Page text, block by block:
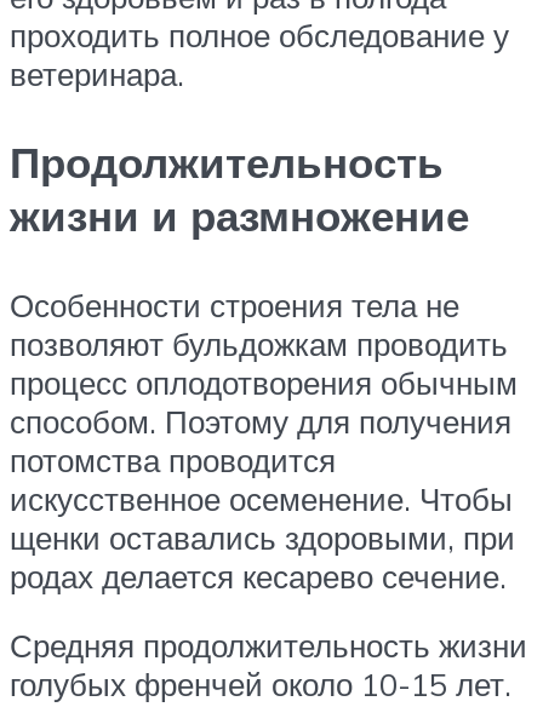
проходить полное обследование у
ветеринара.
Продолжительность
жизни и размножение
Особенности строения тела не
позволяют бульдожкам проводить
процесс оплодотворения обычным
способом. Поэтому для получения
потомства проводится
искусственное осеменение. Чтобы
щенки оставались здоровыми, при
родах делается кесарево сечение.
Средняя продолжительность жизни
голубых френчей около 10-15 лет.